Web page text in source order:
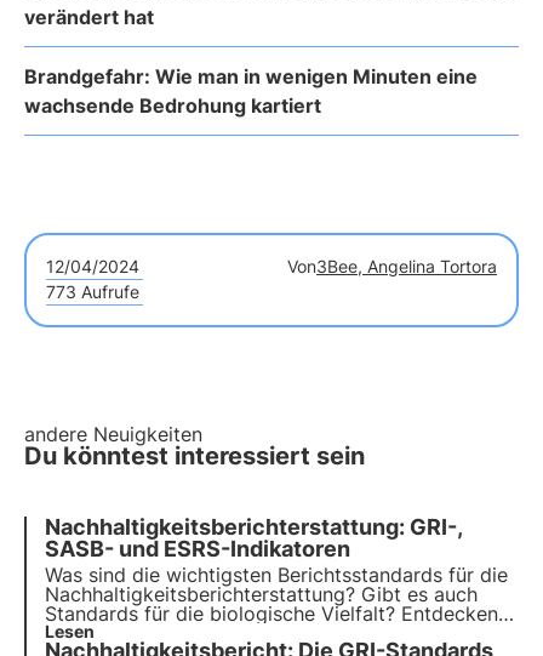
verändert hat
Brandgefahr: Wie man in wenigen Minuten eine
wachsende Bedrohung kartiert
12/04/2024 Von3Bee, Angelina Tortora
773 Aufrufe
andere Neuigkeiten
Du könntest interessiert sein
Nachhaltigkeitsberichterstattung: GRI-,
SASB- und ESRS-Indikatoren
Was sind die wichtigsten Berichtsstandards für die
Nachhaltigkeitsberichterstattung? Gibt es auch
Standards für die biologische Vielfalt? Entdecken
Sie die GRI-, SASB- und ESRS-Standards in diesem
Lesen
Nachhaltigkeitsbericht: Die GRI-Standards